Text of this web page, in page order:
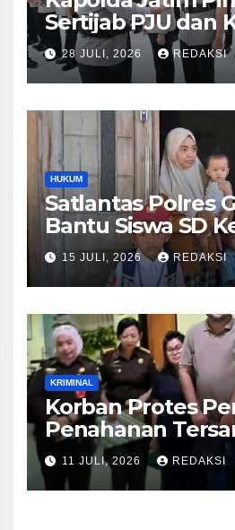
Sertijab PJU dan
Perkuat
Kepemimpinan
Pelayanan Presisi
28 JULI, 2026 REDAKSI
HUKUM
Satlantas Polres
Bantu Siswa SD
Saat Pulang
Langsung
Orang Tua Lega
15 JULI, 2026 REDAKSI
KRIMINAL
Korban Protes
Penahanan
Pemalsuan
Kasi Penkum
Nanti Saya Tegur
11 JULI, 2026 REDAKSI